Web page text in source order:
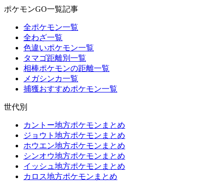
ポケモンGO一覧記事
全ポケモン一覧
全わざ一覧
色違いポケモン一覧
タマゴ距離別一覧
相棒ポケモンの距離一覧
メガシンカ一覧
捕獲おすすめポケモン一覧
世代別
カントー地方ポケモンまとめ
ジョウト地方ポケモンまとめ
ホウエン地方ポケモンまとめ
シンオウ地方ポケモンまとめ
イッシュ地方ポケモンまとめ
カロス地方ポケモンまとめ